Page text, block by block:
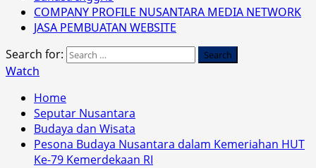
COMPANY PROFILE NUSANTARA MEDIA NETWORK
JASA PEMBUATAN WEBSITE
Search for:
Watch
Home
Seputar Nusantara
Budaya dan Wisata
Pesona Budaya Nusantara dalam Kemeriahan HUT
Ke-79 Kemerdekaan RI